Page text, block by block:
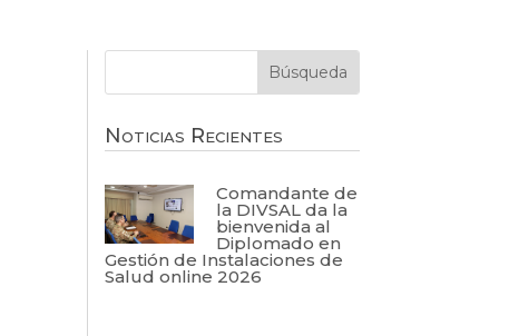
Noticias Recientes
Comandante de
la DIVSAL da la
bienvenida al
Diplomado en
Gestión de Instalaciones de
Salud online 2026